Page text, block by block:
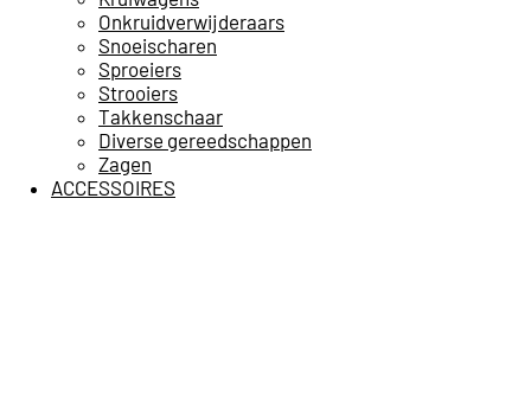
Onkruidverwijderaars
Snoeischaren
Sproeiers
Strooiers
Takkenschaar
Diverse gereedschappen
Zagen
ACCESSOIRES